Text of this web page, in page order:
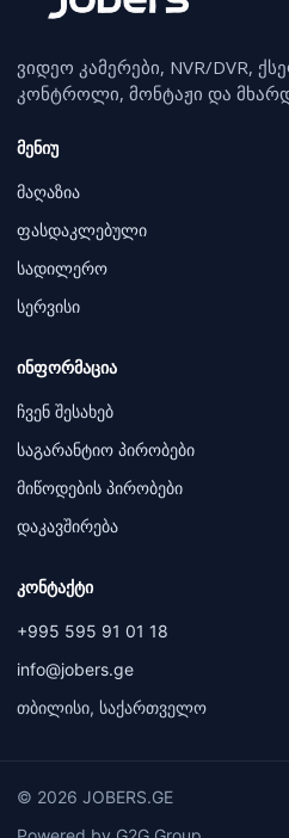
ვიდეო კამერები, NVR/DVR,
კონტროლი, მონტაჟი და
მენიუ
მაღაზია
ფასდაკლებული
სადილერო
სერვისი
ინფორმაცია
ჩვენ შესახებ
საგარანტიო პირობები
მიწოდების პირობები
დაკავშირება
კონტაქტი
+995 595 91 01 18
info@jobers.ge
თბილისი, საქართველო
© 2026 JOBERS.GE